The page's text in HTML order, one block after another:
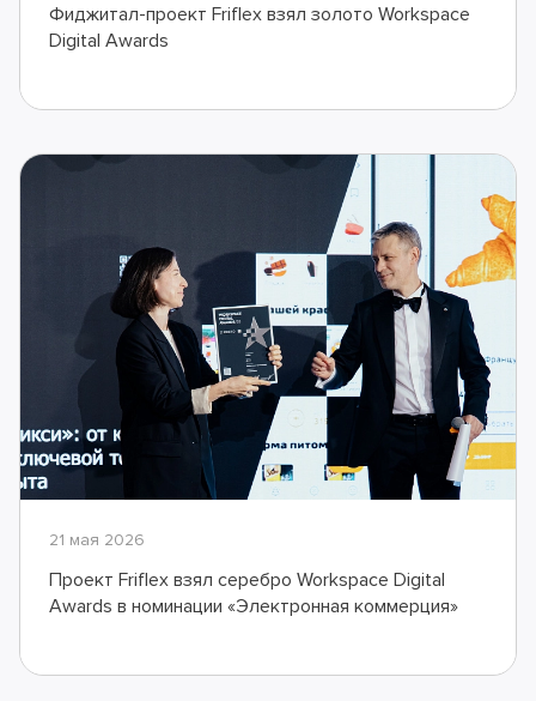
Фиджитал-проект Friflex взял золото Workspace
Digital Awards
21 мая 2026
Проект Friflex взял серебро Workspace Digital
Awards в номинации «Электронная коммерция»